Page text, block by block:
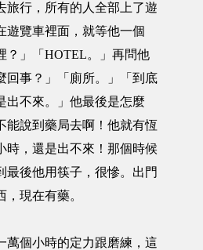
旅行，所有的人全部上了遊
遊覽車裡面，就等他一個
？」「HOTEL。」再問他
回事？」「廁所。」「到底
出不來。」他最後是怎麼
能說到藥局去啊！他就有恆
時，還是出不來！那個時候
最後他用筷子，很慘。出門
現在有藥。
萬個小時的定力跟磨練，這